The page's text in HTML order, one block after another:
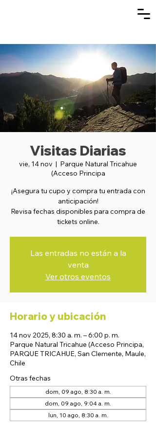
Visitas Diarias
vie, 14 nov
  |
Parque Natural Tricahue
(Acceso Principa
¡Asegura tu cupo y compra tu entrada con
anticipación!
Revisa fechas disponibles para compra de
tickets online.
Las entradas no están a la
venta
Ver otros eventos
Horario y ubicación
14 nov 2025, 8:30 a. m. – 6:00 p. m.
Parque Natural Tricahue (Acceso Principa,
PARQUE TRICAHUE, San Clemente, Maule,
Chile
Otras fechas
dom, 09 ago, 8:30 a. m.
dom, 09 ago, 9:04 a. m.
lun, 10 ago, 8:30 a. m.